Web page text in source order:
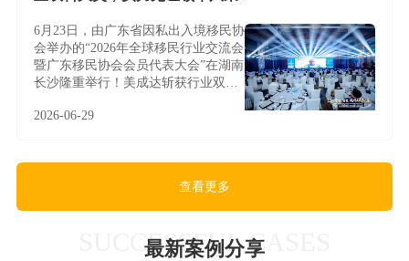
6月23日，由广东省因私出入境移民协
会举办的“2026年全球移民行业交流会
暨广东移民协会会员代表大会”在湖南
长沙隆重举行！美成达斩获行业双料
2026-06-29
查看更多
SUCCESSFUL CASES
最新案例分享